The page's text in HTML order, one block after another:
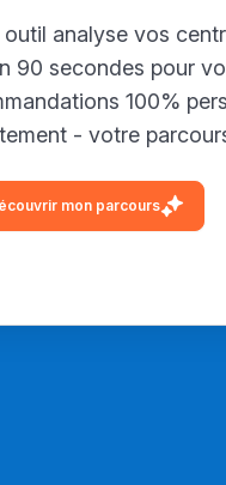
outil analyse vos
90 secondes pour
100%
- votre
mon parcours